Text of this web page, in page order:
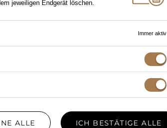
jeweiligen Endgerät löschen.
Immer aktiv
ALLE ICH BESTÄTIGE ALLE